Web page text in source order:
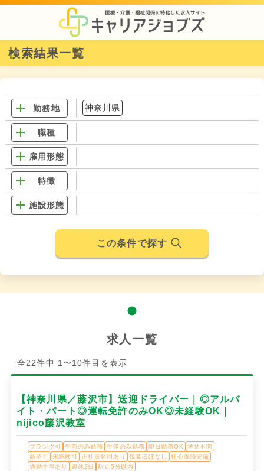
検索結果一覧
勤務地 神奈川県
職種
雇用形態
特徴
施設形態
この条件で探す
求人一覧
全22件中 1〜10件目を表示
【神奈川県／藤沢市】送迎ドライバー｜◎アルバ
イト・パート◎運転免許のみOK◎未経験OK｜
nijico藤沢教室
ブランク可 午前のみ勤務 午後のみ勤務 即日勤務OK
学歴不問
新卒可
未経験可 正社員登用あり 残業ほぼなし
社会保険完備
通勤手当あり
週休2日 駅近5分以内